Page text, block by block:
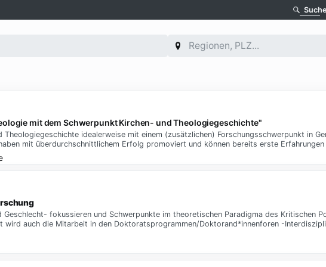
mit dem Schwerpunkt Kirchen- und Theologiegeschichte"
idealerweise mit einem (zusätzlichen) Forschungsschwerpunkt in
mit überdurchschnittlichem Erfolg promoviert und können bereits erste
fokussieren und Schwerpunkte im theoretischen Paradigma des Kritischen
auch die Mitarbeit in den Doktoratsprogrammen/Doktorand*innenforen -